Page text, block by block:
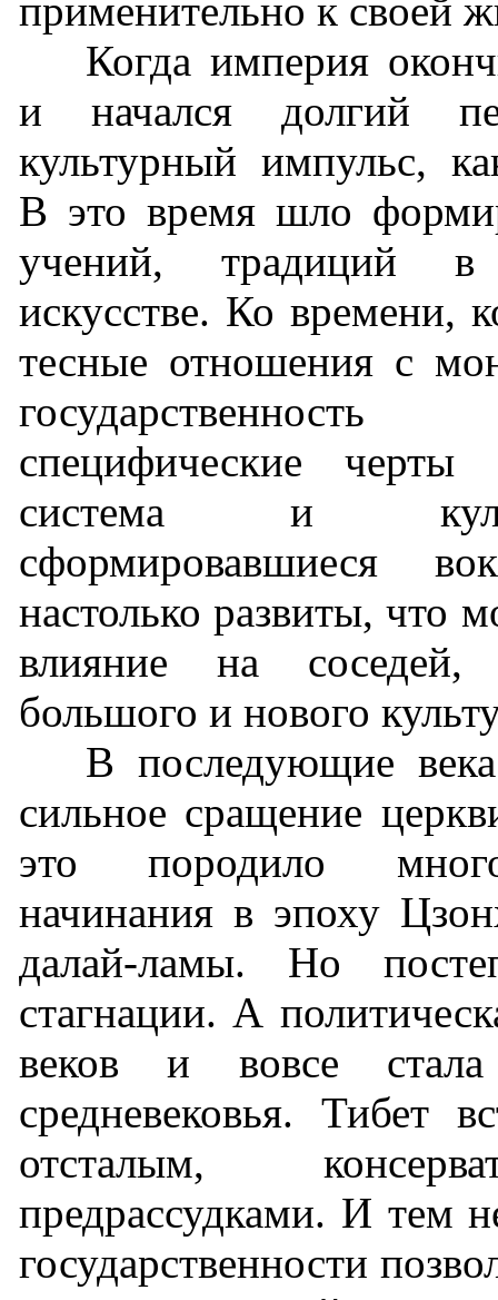
применительно к своей
Когда империя
и начался долгий
культурный импульс,
В это время шло
учений, традиций в
искусстве. Ко времени,
тесные отношения с
специфические черты
система и
сформировавшиеся
настолько развиты, что
влияние на
большого и нового
В последующие
сильное сращение
это породило
начинания в эпоху
далай-ламы. Но
стагнации. А
веков и вовсе стала
средневековья. Тибет
отсталым,
предрассудками. И тем
государственности